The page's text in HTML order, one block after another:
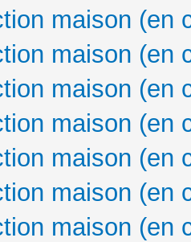
maison (en
maison (en
maison (en
maison (en
maison (en
maison (en
maison (en